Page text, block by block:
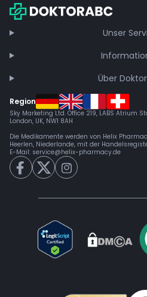
Begleitend wird dieser Strain
Kann Mundtrockenheit und
höherer Dosierung sindUnser
Über
Region
Sky Marketing Ltd. Office 219, LABS Atrium
London, UK, NW1 8AH
Die Medikamente werden von Helix
Heerlen, Niederlande, mit der
E-Mail: service@helix-pharmacy.de